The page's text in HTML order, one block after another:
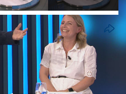
rozpočtového
(nestr. za SPD) v
Prima NEWS reagoval